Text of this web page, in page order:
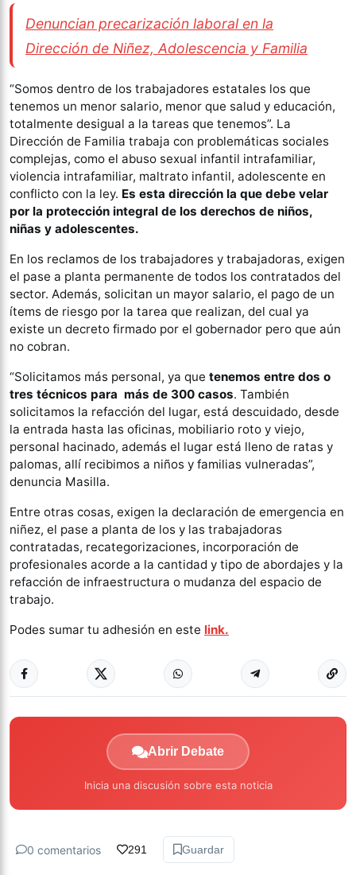
Denuncian precarización laboral en la
Dirección de Niñez, Adolescencia y Familia
“Somos dentro de los trabajadores estatales los que
tenemos un menor salario, menor que salud y educación,
totalmente desigual a la tareas que tenemos”. La
Dirección de Familia trabaja con problemáticas sociales
complejas, como el abuso sexual infantil intrafamiliar,
violencia intrafamiliar, maltrato infantil, adolescente en
conflicto con la ley. Es esta dirección la que debe velar
por la protección integral de los derechos de niños,
niñas y adolescentes.
En los reclamos de los trabajadores y trabajadoras, exigen
el pase a planta permanente de todos los contratados del
sector. Además, solicitan un mayor salario, el pago de un
ítems de riesgo por la tarea que realizan, del cual ya
existe un decreto firmado por el gobernador pero que aún
no cobran.
“Solicitamos más personal, ya que tenemos entre dos o
tres técnicos para más de 300 casos. También
solicitamos la refacción del lugar, está descuidado, desde
la entrada hasta las oficinas, mobiliario roto y viejo,
personal hacinado, además el lugar está lleno de ratas y
palomas, allí recibimos a niños y familias vulneradas”,
denuncia Masilla.
Entre otras cosas, exigen la declaración de emergencia en
niñez, el pase a planta de los y las trabajadoras
contratadas, recategorizaciones, incorporación de
profesionales acorde a la cantidad y tipo de abordajes y la
refacción de infraestructura o mudanza del espacio de
trabajo.
Podes sumar tu adhesión en este link.
Abrir Debate
Inicia una discusión sobre esta noticia
0 comentarios 291 Guardar